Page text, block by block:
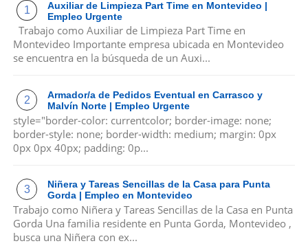
Auxiliar de Limpieza Part Time en Montevideo |
Empleo Urgente
Trabajo como Auxiliar de Limpieza Part Time en
Montevideo Importante empresa ubicada en Montevideo
se encuentra en la búsqueda de un Auxi...
Armador/a de Pedidos Eventual en Carrasco y
Malvín Norte | Empleo Urgente
style="border-color: currentcolor; border-image: none;
border-style: none; border-width: medium; margin: 0px
0px 0px 40px; padding: 0p...
Niñera y Tareas Sencillas de la Casa para Punta
Gorda | Empleo en Montevideo
Trabajo como Niñera y Tareas Sencillas de la Casa en Punta
Gorda Una familia residente en Punta Gorda, Montevideo ,
busca una Niñera con ex...